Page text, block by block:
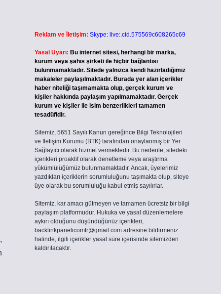
Reklam ve İletişim: Skype: live:.cid.575569c608265c69
Yasal Uyarı: Bu internet sitesi, herhangi bir marka,
kurum veya şahıs şirketi ile hiçbir bağlantısı
bulunmamaktadır. Sitede yalnızca kendi hazırladığımız
makaleler paylaşılmaktadır. Burada yer alan içerikler
haber niteliği taşımamakta olup, gerçek kurum ve
kişiler hakkında paylaşım yapılmamaktadır. Gerçek
kurum ve kişiler ile isim benzerlikleri tamamen
tesadüfidir.
Sitemiz, 5651 Sayılı Kanun gereğince Bilgi Teknolojileri
ve İletişim Kurumu (BTK) tarafından onaylanmış bir Yer
Sağlayıcı olarak hizmet vermektedir. Bu nedenle, sitedeki
içerikleri proaktif olarak denetleme veya araştırma
yükümlülüğümüz bulunmamaktadır. Ancak, üyelerimiz
yazdıkları içeriklerin sorumluluğunu taşımakta olup, siteye
üye olarak bu sorumluluğu kabul etmiş sayılırlar.
Sitemiz, kar amacı gütmeyen ve tamamen ücretsiz bir bilgi
paylaşım platformudur. Hukuka ve yasal düzenlemelere
aykırı olduğunu düşündüğünüz içerikleri,
backlinkpanelicomtr@gmail.comadresine bildirmeniz
halinde, ilgili içerikler yasal süre içerisinde sitemizden
kaldırılacaktır.